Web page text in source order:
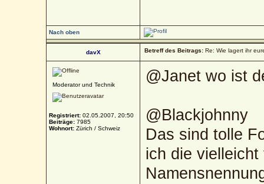
Nach oben
davX Betreff des Beitrags: Re: Wie lagert ihr
Moderator und Technik
Registriert: 02.05.2007, 20:50
Beiträge: 7985
Wohnort: Zürich / Schweiz
@Janet wo ist
@Blackjohnny
Das sind tolle
ich die